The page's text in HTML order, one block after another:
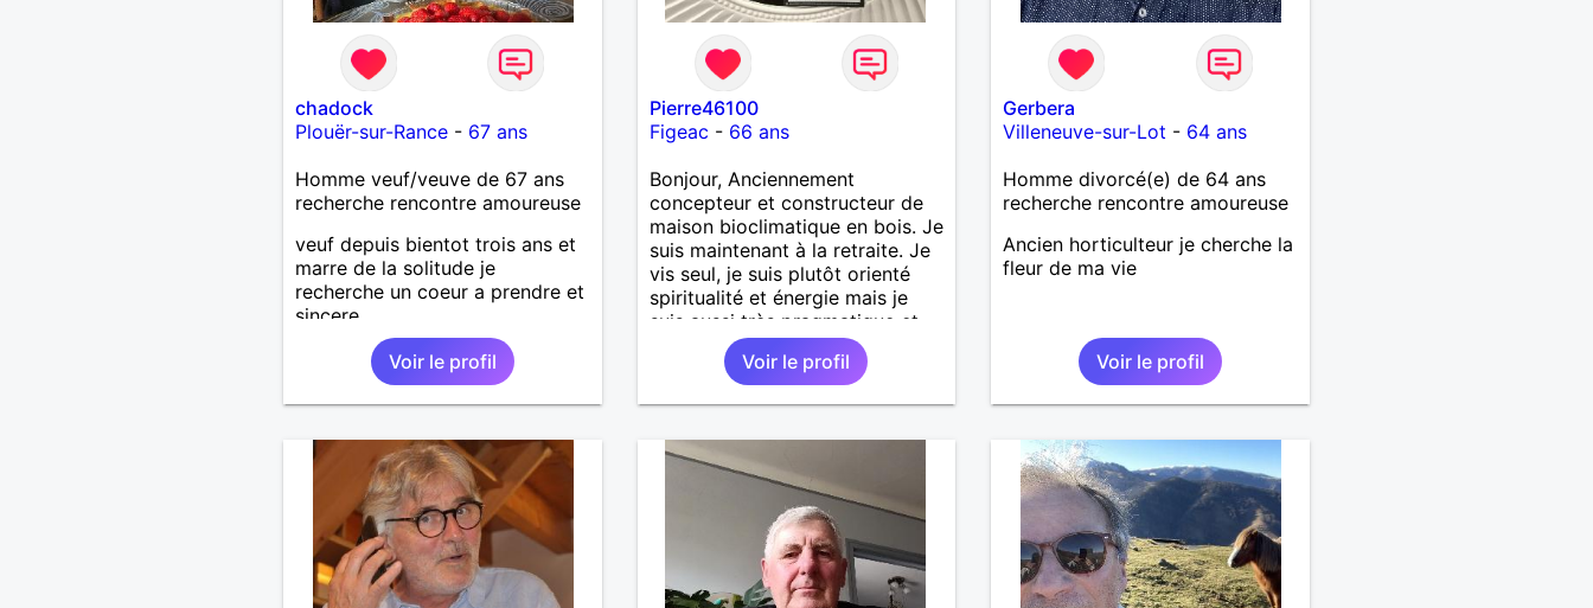
chadock
Plouër-sur-Rance- 67 ans
Homme veuf/veuve de 67 ans
recherche rencontre amoureuse
veuf depuis bientot trois ans et
marre de la solitude je
recherche un coeur a prendre et
sincere
Voir le profil
Pierre46100
Figeac - 66 ans
Bonjour, Anciennement
concepteur et constructeur de
maison bioclimatique en bois. Je
suis maintenant à la retraite. Je
vis seul, je suis plutôt orienté
spiritualité et énergie mais je
suis aussi très pragmatique et
un très bon bricoleur. J’aime la
douceur, la sensualité, le
partage . Je ne suis pas dans le
souhaite rencontrer une
personne pour partager,
expérimenté, découvrir
ensemble et se soutenir
mutuellement pour devenir le
meilleur de soi-même et
rayonner l'amour. Je vis
Voir le profil
Gerbera
Villeneuve-sur-Lot - 64 ans
Homme divorcé(e) de 64 ans
recherche rencontre amoureuse
Ancien horticulteur je cherche la
fleur de ma vie
Voir le profil